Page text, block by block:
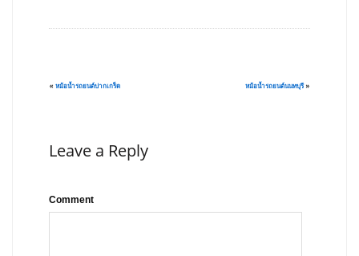
« หม้อน้ำรถยนต์ปากเกร็ด หม้อน้ำรถยนต์นนทบุรี»
Leave a Reply
Comment